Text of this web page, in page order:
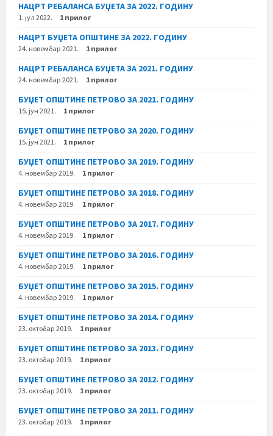
НАЦРТ РЕБАЛАНСА БУЏЕТА ЗА 2022. ГОДИНУ
1. јул 2022. 1 прилог
НАЦРТ БУЏЕТА ОПШТИНЕ ЗА 2022. ГОДИНУ
24. новембар 2021. 1 прилог
НАЦРТ РЕБАЛАНСА БУЏЕТА ЗА 2021. ГОДИНУ
24. новембар 2021. 1 прилог
БУЏЕТ ОПШТИНЕ ПЕТРОВО ЗА 2021. ГОДИНУ
15. јун 2021. 1 прилог
БУЏЕТ ОПШТИНЕ ПЕТРОВО ЗА 2020. ГОДИНУ
15. јун 2021. 1 прилог
БУЏЕТ ОПШТИНЕ ПЕТРОВО ЗА 2019. ГОДИНУ
4. новембар 2019. 1 прилог
БУЏЕТ ОПШТИНЕ ПЕТРОВО ЗА 2018. ГОДИНУ
4. новембар 2019. 1 прилог
БУЏЕТ ОПШТИНЕ ПЕТРОВО ЗА 2017. ГОДИНУ
4. новембар 2019. 1 прилог
БУЏЕТ ОПШТИНЕ ПЕТРОВО ЗА 2016. ГОДИНУ
4. новембар 2019. 1 прилог
БУЏЕТ ОПШТИНЕ ПЕТРОВО ЗА 2015. ГОДИНУ
4. новембар 2019. 1 прилог
БУЏЕТ ОПШТИНЕ ПЕТРОВО ЗА 2014. ГОДИНУ
23. октобар 2019. 1 прилог
БУЏЕТ ОПШТИНЕ ПЕТРОВО ЗА 2013. ГОДИНУ
23. октобар 2019. 1 прилог
БУЏЕТ ОПШТИНЕ ПЕТРОВО ЗА 2012. ГОДИНУ
23. октобар 2019. 1 прилог
БУЏЕТ ОПШТИНЕ ПЕТРОВО ЗА 2011. ГОДИНУ
23. октобар 2019. 1 прилог